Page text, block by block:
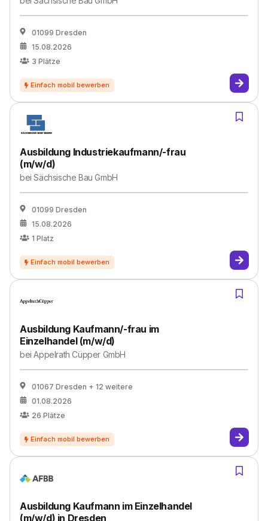
01099 Dresden
15.08.2026
3 Plätze
Ausbildung Industriekaufmann/-frau
(m/w/d)
beiSächsische Bau GmbH
01099 Dresden
15.08.2026
1 Platz
Ausbildung Kaufmann/-frau im
Einzelhandel (m/w/d)
beiAppelrath Cüpper GmbH
01067 Dresden + 12 weitere
01.08.2026
26 Plätze
Ausbildung Kaufmann im Einzelhandel
(m/w/d) in Dresden